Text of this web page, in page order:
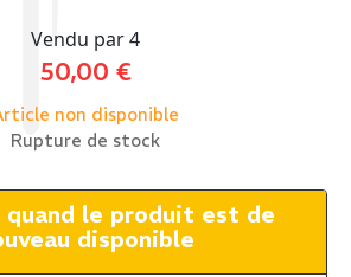
Vendu par 4
50,00 €
non disponible
Rupture de stock
le produit est de
disponible